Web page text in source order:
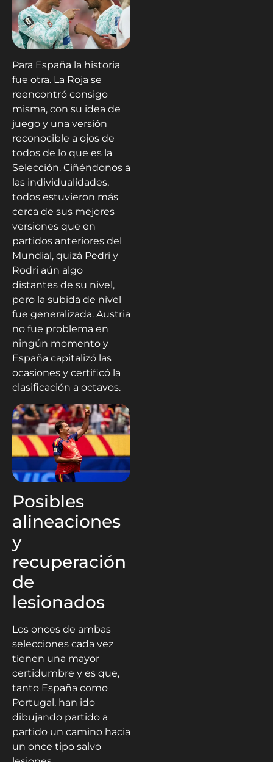
Para España la historia
fue otra. La Roja se
reencontró consigo
misma, con su idea de
juego y una versión
reconocible a ojos de
todos de lo que es la
Selección. Ciñéndonos a
las individualidades,
todos estuvieron más
cerca de sus mejores
versiones que en
partidos anteriores del
Mundial, quizá Pedri y
Rodri aún algo
distantes de su nivel,
pero la subida de nivel
fue generalizada. Austria
no fue problema en
ningún momento y
España capitalizó las
ocasiones y certificó la
clasificación a octavos.
Posibles
alineaciones
y
recuperación
de
lesionados
Los onces de ambas
selecciones cada vez
tienen una mayor
certidumbre y es que,
tanto España como
Portugal, han ido
dibujando partido a
partido un camino hacia
un once tipo salvo